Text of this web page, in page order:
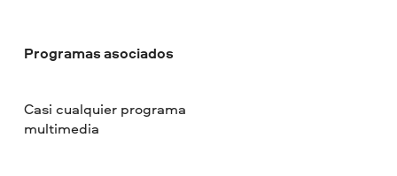
Programas asociados
Casi cualquier programa
multimedia